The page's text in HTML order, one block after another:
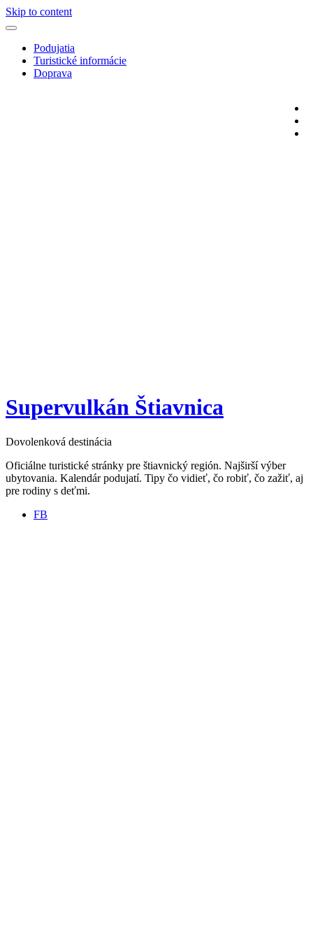
Skip to content
Podujatia
Turistické informácie
Doprava
Supervulkán Štiavnica
Dovolenková destinácia
Oficiálne turistické stránky pre štiavnický región. Najširší výber
ubytovania. Kalendár podujatí. Tipy čo vidieť, čo robiť, čo zažiť, aj
pre rodiny s deťmi.
FB